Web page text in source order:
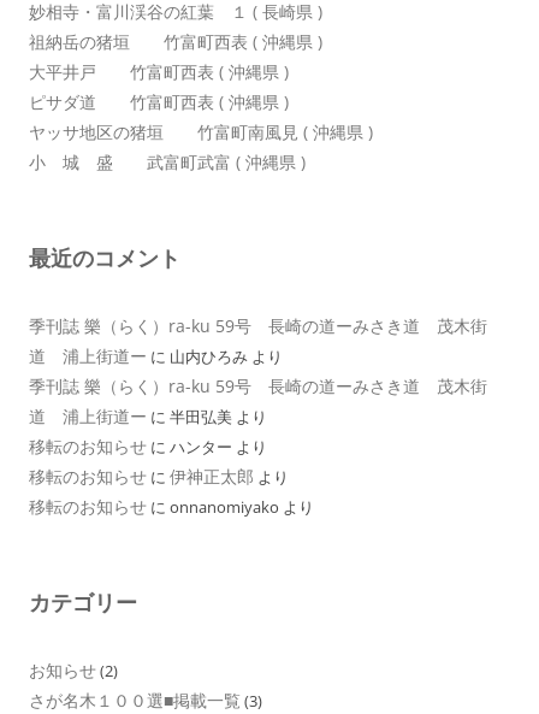
妙相寺・富川渓谷の紅葉 １ ( 長崎県 )
祖納岳の猪垣 竹富町西表 ( 沖縄県 )
大平井戸 竹富町西表 ( 沖縄県 )
ピサダ道 竹富町西表 ( 沖縄県 )
ヤッサ地区の猪垣 竹富町南風見 ( 沖縄県 )
小 城 盛 武富町武富 ( 沖縄県 )
最近のコメント
季刊誌 樂（らく）ra-ku 59号 長崎の道ーみさき道 茂木街
道 浦上街道ー に 山内ひろみ より
季刊誌 樂（らく）ra-ku 59号 長崎の道ーみさき道 茂木街
道 浦上街道ー に 半田弘美 より
移転のお知らせ に ハンター より
移転のお知らせ に 伊神正太郎 より
移転のお知らせ に onnanomiyako より
カテゴリー
お知らせ(2)
さが名木１００選■掲載一覧 (3)